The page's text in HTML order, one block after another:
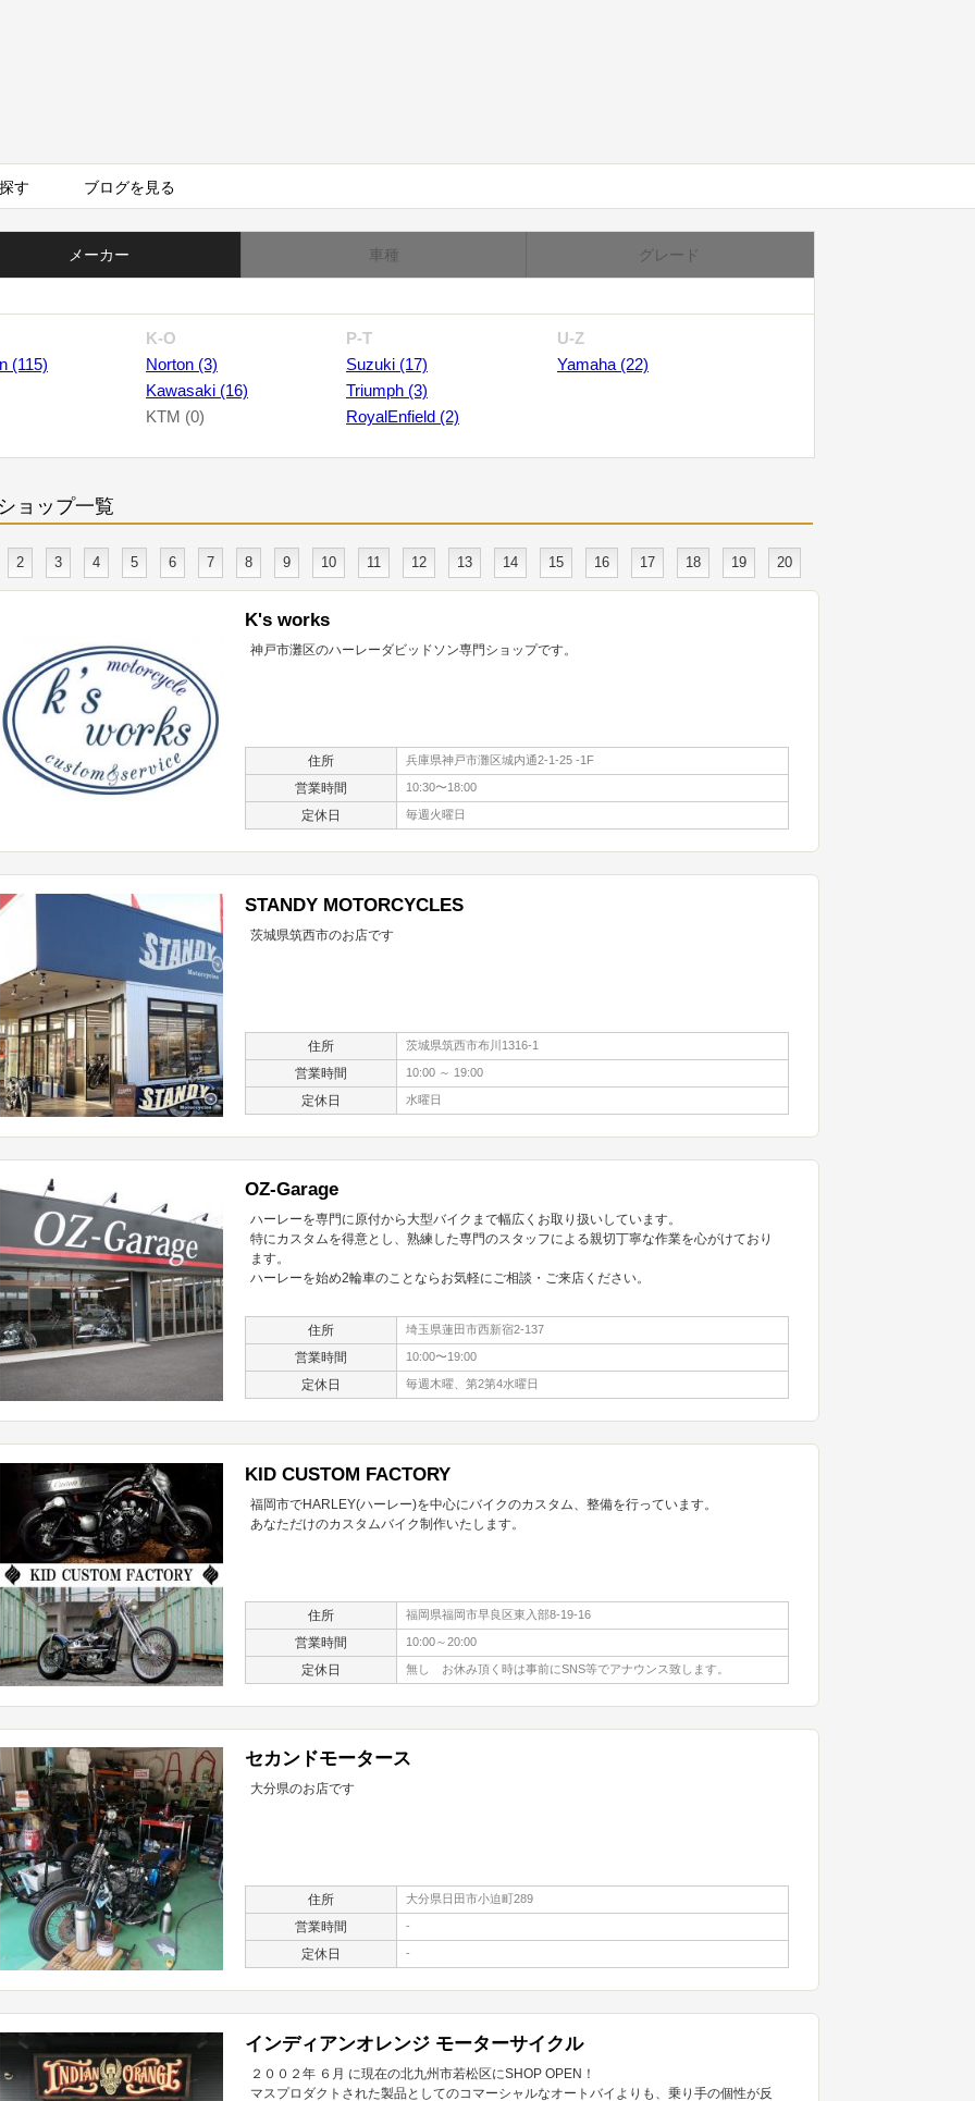
す ブログを見る
メーカー 車種 グレード
(115)
K-O
Norton (3)
Kawasaki (16)
KTM (0)
P-T
Suzuki (17)
Triumph (3)
RoyalEnfield (2)
U-Z
Yamaha (22)
ショップ一覧
2 3 4 5 6 7 8 9 10 11 12 13 14 15 16 17 18 19 20
K's works
神戸市灘区のハーレーダビッドソン専門ショップです。
住所 兵庫県神戸市灘区城内通2-1-25 -1F
営業時間 10:30〜18:00
定休日 毎週火曜日
STANDY MOTORCYCLES
茨城県筑西市のお店です
住所 茨城県筑西市布川1316-1
営業時間 10:00 ～ 19:00
定休日 水曜日
OZ-Garage
ハーレーを専門に原付から大型バイクまで幅広くお取り扱いしています。
特にカスタムを得意とし、熟練した専門のスタッフによる親切丁寧な作業を心がけており
ます。
ハーレーを始め2輪車のことならお気軽にご相談・ご来店ください。
住所 埼玉県蓮田市西新宿2-137
営業時間 10:00〜19:00
定休日 毎週木曜、第2第4水曜日
KID CUSTOM FACTORY
福岡市でHARLEY(ハーレー)を中心にバイクのカスタム、整備を行っています。
あなただけのカスタムバイク制作いたします。
住所 福岡県福岡市早良区東入部8-19-16
営業時間 10:00～20:00
定休日 無し お休み頂く時は事前にSNS等でアナウンス致します。
セカンドモータース
大分県のお店です
住所 大分県日田市小迫町289
営業時間 -
定休日 -
インディアンオレンジ モーターサイクル
２００２年 ６月 に現在の北九州市若松区にSHOP OPEN！
マスプロダクトされた製品としてのコマーシャルなオートバイよりも、乗り手の個性が反